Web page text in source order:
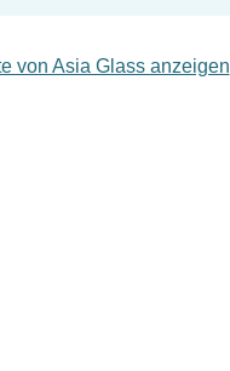
von Asia Glass anzeigen